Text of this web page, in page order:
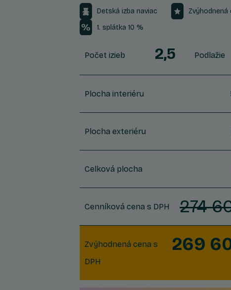
Detská izba naviac
Zvýhodnená
1. splátka 10 %
Počet izieb 2,5 Podlažie
Plocha interiéru
Plocha exteriéru
Celková plocha
Cenníková cena s DPH 274
Zvýhodnená cena s
DPH
269